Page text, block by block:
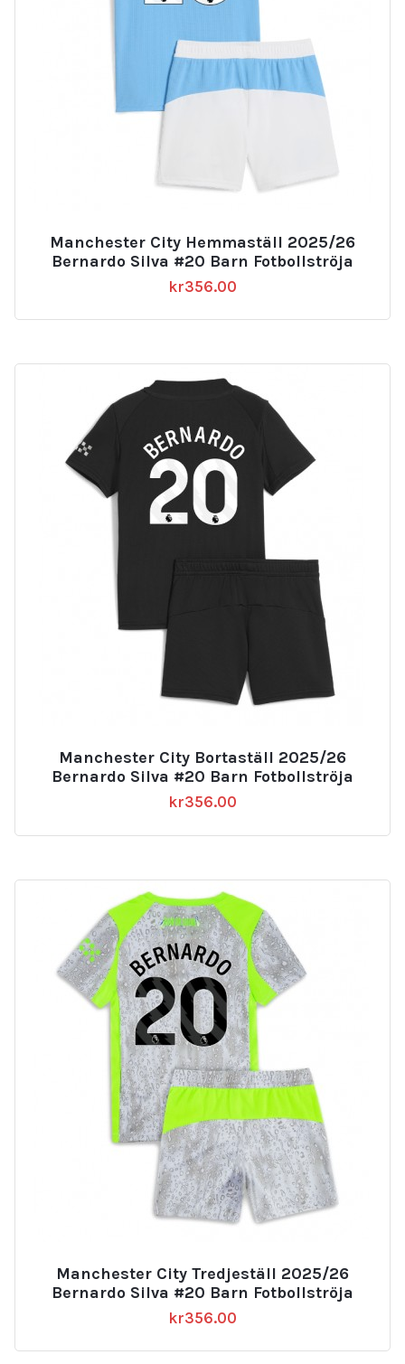
Manchester City Hemmaställ 2025/26
Bernardo Silva #20 Barn Fotbollströja
kr356.00
Manchester City Bortaställ 2025/26
Bernardo Silva #20 Barn Fotbollströja
kr356.00
Manchester City Tredjeställ 2025/26
Bernardo Silva #20 Barn Fotbollströja
kr356.00